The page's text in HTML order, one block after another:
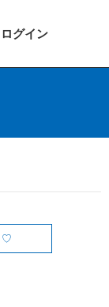
ログイン